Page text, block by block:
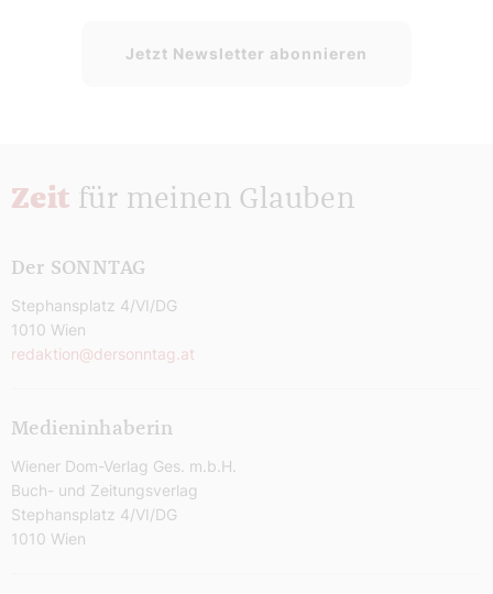
Jetzt Newsletter abonnieren
Zeit für meinen Glauben
Der SONNTAG
Stephansplatz 4/VI/DG
1010 Wien
redaktion@dersonntag.at
Medieninhaberin
Wiener Dom-Verlag Ges. m.b.H.
Buch- und Zeitungsverlag
Stephansplatz 4/VI/DG
1010 Wien